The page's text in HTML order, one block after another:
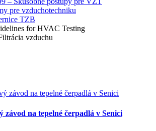
pre vzduchotechniku
TZB
for HVAC Testing
vzduchu
závod na tepelné čerpadlá v Senici